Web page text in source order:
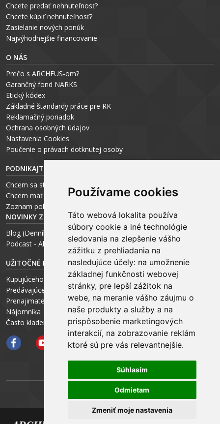
Používame cookies
Táto webová lokalita používa
súbory cookie a iné technológie
sledovania na zlepšenie vášho
zážitku z prehliadania na
nasledujúce účely: na umožnenie
základnej funkčnosti webovej
stránky, pre lepší zážitok na
webe, na meranie vášho záujmu o
naše produkty a služby a na
prispôsobenie marketingových
interakcií, na zobrazovanie reklám
ktoré sú pre vás relevantnejšie.
Súhlasím
Odmietam
Zmeniť moje nastavenia
Chcete predať nehnuteľnosť?
Chcete kúpiť nehnuteľnosť?
Zasielanie nových ponúk
Najvýhodnejšie financovanie
O NÁS
Prečo s ARCHEUS-om?
Garančný fond NARKS
Etický kódex
Základné štandardy práce pre RK
Reklamačný poriadok
Ochrana osobných údajov
Nastavenia Cookies
Poučenie o právach dotknutej osoby
PODNIKAJTE S ARCHEUS-OM
Chcem sa stať realitným odborníkom
Chcem mať vlastnú kanceláriu
Zoznam pobočiek
NOVINKY Z MÉDIÍ
Blog (Denník N a Trend) – R. Štalmach
Podcast - Ako začínal ARCHEUS - R. Štalmach / CEO
UŽITOČNÉ RADY PRE
Kupujúceho
Predávajúceho
Prenajimateľa
Nájomníka
Často kladené otázky FAQ